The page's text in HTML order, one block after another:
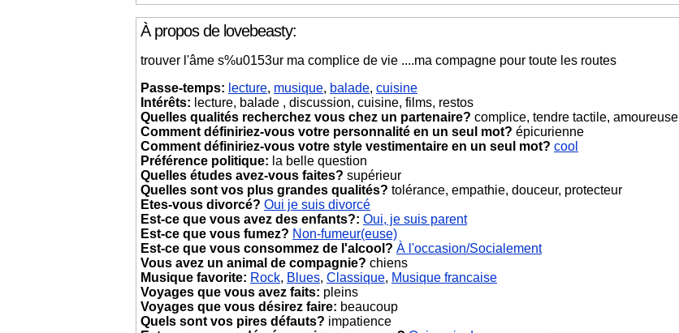
À propos de lovebeasty:
trouver l'âme s%u0153ur ma complice de vie ....ma compagne pour toute les routes
Passe-temps: lecture, musique, balade, cuisine
Intérêts: lecture, balade , discussion, cuisine, films, restos
Quelles qualités recherchez vous chez un partenaire? complice, tendre tactile, amoureuse
Comment définiriez-vous votre personnalité en un seul mot? épicurienne
Comment définiriez-vous votre style vestimentaire en un seul mot? cool
Préférence politique: la belle question
Quelles études avez-vous faites? supérieur
Quelles sont vos plus grandes qualités? tolérance, empathie, douceur, protecteur
Etes-vous divorcé? Oui je suis divorcé
Est-ce que vous avez des enfants?: Oui, je suis parent
Est-ce que vous fumez? Non-fumeur(euse)
Est-ce que vous consommez de l'alcool? À l'occasion/Socialement
Vous avez un animal de compagnie? chiens
Musique favorite: Rock, Blues, Classique, Musique francaise
Voyages que vous avez faits: pleins
Voyages que vous désirez faire: beaucoup
Quels sont vos pires défauts? impatience